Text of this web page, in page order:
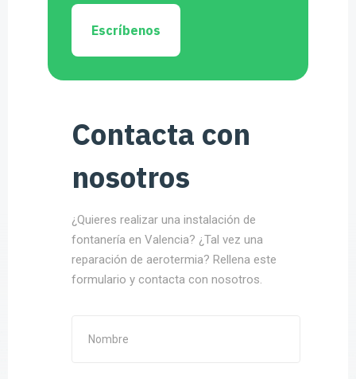
Escríbenos
Contacta con
nosotros
¿Quieres realizar una instalación de
fontanería en Valencia? ¿Tal vez una
reparación de aerotermia? Rellena este
formulario y contacta con nosotros.